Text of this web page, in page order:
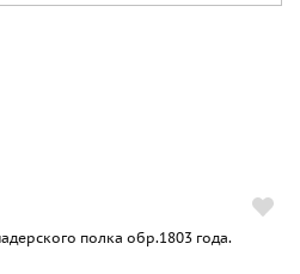
полка обр.1803 года.